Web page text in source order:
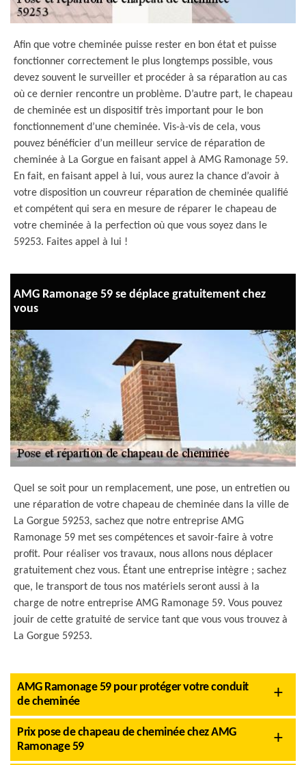
Afin que votre cheminée puisse rester en bon état et puisse
fonctionner correctement le plus longtemps possible, vous
devez souvent le surveiller et procéder à sa réparation au cas
où ce dernier rencontre un problème. D’autre part, le chapeau
de cheminée est un dispositif très important pour le bon
fonctionnement d’une cheminée. Vis-à-vis de cela, vous
pouvez bénéficier d’un meilleur service de réparation de
cheminée à La Gorgue en faisant appel à AMG Ramonage 59.
En fait, en faisant appel à lui, vous aurez la chance d’avoir à
votre disposition un couvreur réparation de cheminée qualifié
et compétent qui sera en mesure de réparer le chapeau de
votre cheminée à la perfection où que vous soyez dans le
59253. Faites appel à lui !
AMG Ramonage 59 se déplace gratuitement chez
vous
Quel se soit pour un remplacement, une pose, un entretien ou
une réparation de votre chapeau de cheminée dans la ville de
La Gorgue 59253, sachez que notre entreprise AMG
Ramonage 59 met ses compétences et savoir-faire à votre
profit. Pour réaliser vos travaux, nous allons nous déplacer
gratuitement chez vous. Étant une entreprise intègre ; sachez
que, le transport de tous nos matériels seront aussi à la
charge de notre entreprise AMG Ramonage 59. Vous pouvez
jouir de cette gratuité de service tant que vous vous trouvez à
La Gorgue 59253.
AMG Ramonage 59 pour protéger votre conduit
de cheminée
Prix pose de chapeau de cheminée chez AMG
Ramonage 59